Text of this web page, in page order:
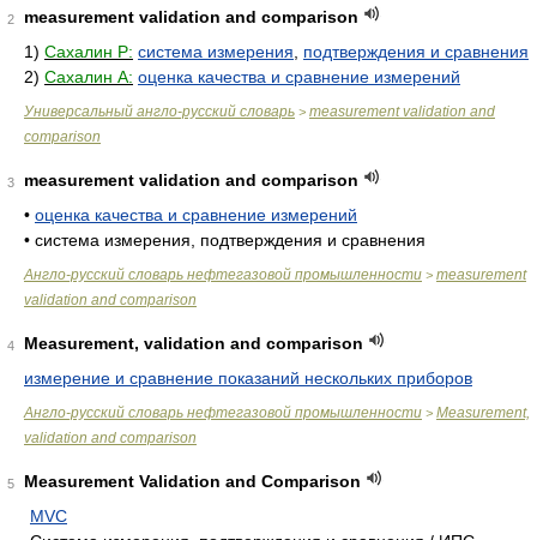
2
measurement validation and comparison
1) Сахалин Р: система измерения
подтверждения и сравнения
2) Сахалин А: оценка качества и сравнение измерений
Универсальный англо-русский словарь > measurement validation and
comparison
3
measurement validation and comparison
• оценка качества и сравнение измерений
• система измерения, подтверждения и сравнения
Англо-русский словарь нефтегазовой промышленности > measurement
validation and comparison
4
Measurement, validation and comparison
измерение и сравнение показаний нескольких приборов
Англо-русский словарь нефтегазовой промышленности > Measurement,
validation and comparison
5
Measurement Validation and Comparison
MVC